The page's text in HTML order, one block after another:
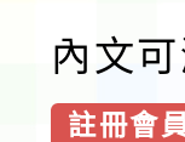
內文
註冊會員